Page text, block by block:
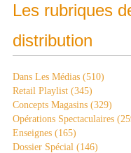
Les rubriques
distribution
Dans Les Médias (510)
Retail Playlist (345)
Concepts Magasins (329)
Opérations Spectaculaires
Enseignes (165)
Dossier Spécial (146)